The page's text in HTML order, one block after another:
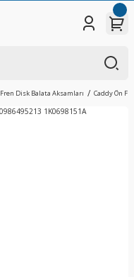
Fren Disk Balata Aksamları Caddy Ön